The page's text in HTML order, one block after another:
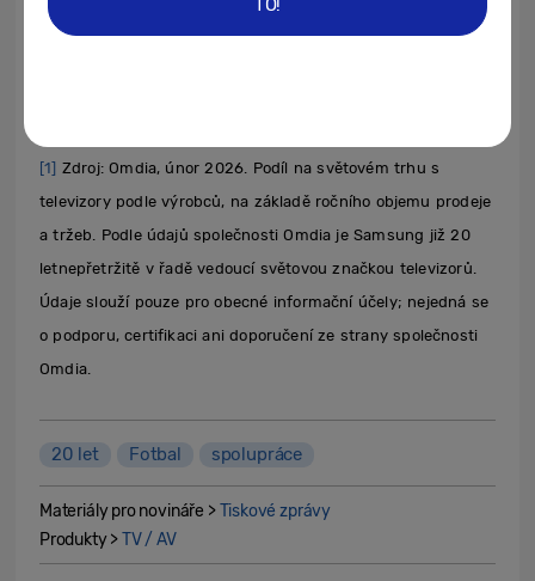
www.samsung.com/cz/tvs/all-tvs/.
[1] Zdroj: Omdia, únor 2026. Podíl na světovém trhu s
televizory podle výrobců, na základě ročního objemu prodeje
a tržeb. Podle údajů společnosti Omdia je Samsung již 20
letnepřetržitě v řadě vedoucí světovou značkou televizorů.
Údaje slouží pouze pro obecné informační účely; nejedná se
o podporu, certifikaci ani doporučení ze strany společnosti
Omdia.
20 let Fotbal spolupráce
Materiály pro novináře >Tiskové zprávy
Produkty >TV / AV
TO!